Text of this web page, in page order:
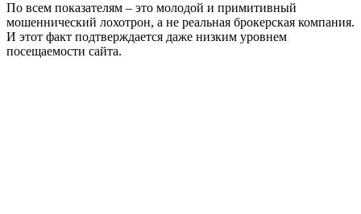
По всем показателям – это молодой и примитивный
мошеннический лохотрон, а не реальная брокерская компания.
И этот факт подтверждается даже низким уровнем
посещаемости сайта.